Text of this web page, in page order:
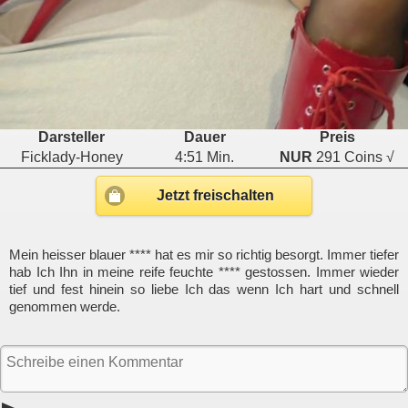
Darsteller Dauer
Preis
Ficklady-Honey
4:51 Min. NUR 291 Coins √
Jetzt freischalten
Mein heisser blauer **** hat es mir so richtig besorgt. Immer tiefer
hab Ich Ihn in meine reife feuchte **** gestossen. Immer wieder
tief und fest hinein so liebe Ich das wenn Ich hart und schnell
genommen werde.